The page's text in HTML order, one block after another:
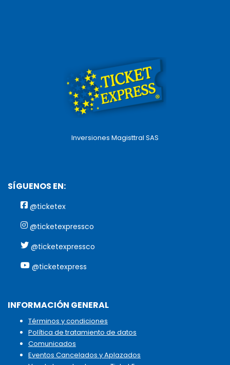
Inversiones Magisttral SAS
SÍGUENOS EN:
@ticketex
@ticketexpressco
@ticketexpressco
@ticketexpress
INFORMACIÓN GENERAL
Términos y condiciones
Política de tratamiento de datos
Comunicados
Eventos Cancelados y Aplazados